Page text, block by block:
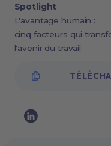
Spotlight
L'avantage humain :
cinq facteurs qui
l'avenir du travail